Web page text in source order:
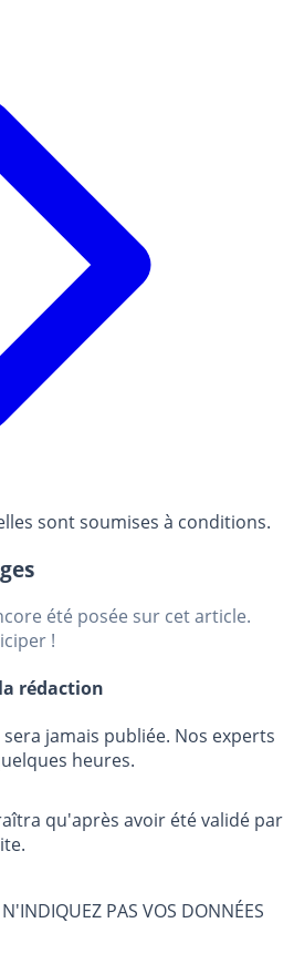
sont soumises à conditions.
été posée sur cet article.
!
rédaction
jamais publiée. Nos experts
heures.
qu'après avoir été validé par
PAS VOS DONNÉES